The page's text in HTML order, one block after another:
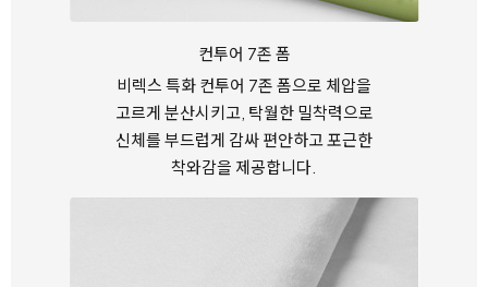
컨투어 7존 폼
비렉스 특화 컨투어 7존 폼으로 체압을
고르게 분산시키고, 탁월한 밀착력으로
신체를 부드럽게 감싸 편안하고 포근한
착와감을 제공합니다.